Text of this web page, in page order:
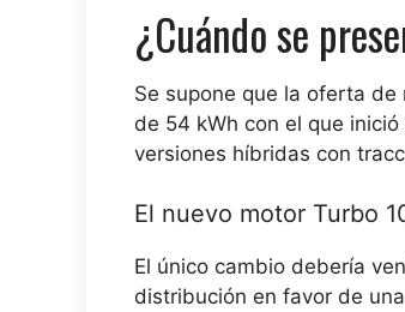
¿Cuándo se
Se supone que la oferta
de 54 kWh con el que
versiones híbridas con
El nuevo motor Turbo
El único cambio debería
distribución en favor de